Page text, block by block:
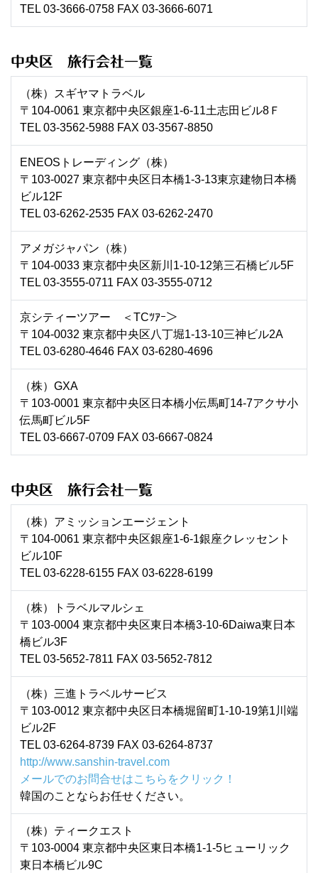
TEL 03-3666-0758 FAX 03-3666-6071
中央区 旅行会社一覧
（株）スギヤマトラベル
〒104-0061 東京都中央区銀座1-6-11土志田ビル8Ｆ
TEL 03-3562-5988 FAX 03-3567-8850
ENEOSトレーディング（株）
〒103-0027 東京都中央区日本橋1-3-13東京建物日本橋
ビル12F
TEL 03-6262-2535 FAX 03-6262-2470
アメガジャパン（株）
〒104-0033 東京都中央区新川1-10-12第三石橋ビル5F
TEL 03-3555-0711 FAX 03-3555-0712
京シティーツアー ＜TCﾂｱｰ＞
〒104-0032 東京都中央区八丁堀1-13-10三神ビル2A
TEL 03-6280-4646 FAX 03-6280-4696
（株）GXA
〒103-0001 東京都中央区日本橋小伝馬町14-7アクサ小
伝馬町ビル5F
TEL 03-6667-0709 FAX 03-6667-0824
中央区 旅行会社一覧
（株）アミッションエージェント
〒104-0061 東京都中央区銀座1-6-1銀座クレッセント
ビル10F
TEL 03-6228-6155 FAX 03-6228-6199
（株）トラベルマルシェ
〒103-0004 東京都中央区東日本橋3-10-6Daiwa東日本
橋ビル3F
TEL 03-5652-7811 FAX 03-5652-7812
（株）三進トラベルサービス
〒103-0012 東京都中央区日本橋堀留町1-10-19第1川端
ビル2F
TEL 03-6264-8739 FAX 03-6264-8737
http://www.sanshin-travel.com
メールでのお問合せはこちらをクリック！
韓国のことならお任せください。
（株）ティークエスト
〒103-0004 東京都中央区東日本橋1-1-5ヒューリック
東日本橋ビル9C